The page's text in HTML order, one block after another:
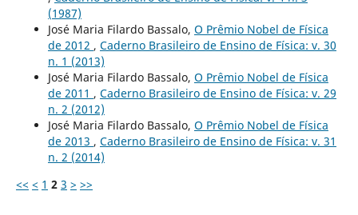
(1987)
José Maria Filardo Bassalo, O Prêmio Nobel de Física
de 2012 , Caderno Brasileiro de Ensino de Física: v. 30
n. 1 (2013)
José Maria Filardo Bassalo, O Prêmio Nobel de Física
de 2011 , Caderno Brasileiro de Ensino de Física: v. 29
n. 2 (2012)
José Maria Filardo Bassalo, O Prêmio Nobel de Física
de 2013 , Caderno Brasileiro de Ensino de Física: v. 31
n. 2 (2014)
<< < 1 2 3 > >>